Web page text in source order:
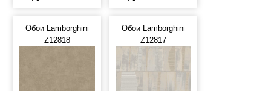
Обои Lamborghini
Z12818
Обои Lamborghini
Z12817